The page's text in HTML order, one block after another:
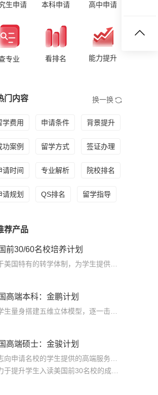
生申请 本科申请 高中申请
专业 看排名 能力提升
门内容 换一换
学费用 申请条件 背景提升
功案例 留学方式 签证办理
请时间 专业解析 院校排名
请规划 QS排名 留学指导
荐产品
前30/60名校培养计划
高端本科：金鹏计划
高端硕士：金骏计划